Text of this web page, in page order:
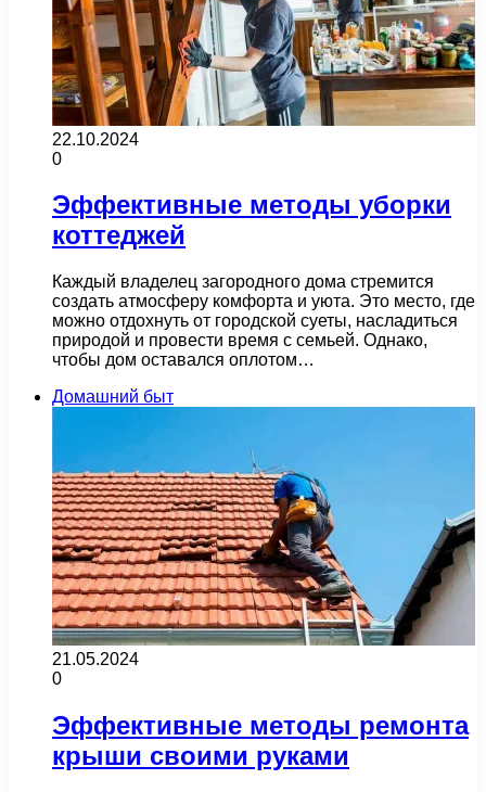
22.10.2024
0
Эффективные методы уборки
коттеджей
Каждый владелец загородного дома стремится
создать атмосферу комфорта и уюта. Это место, где
можно отдохнуть от городской суеты, насладиться
природой и провести время с семьей. Однако,
чтобы дом оставался оплотом…
Домашний быт
21.05.2024
0
Эффективные методы ремонта
крыши своими руками